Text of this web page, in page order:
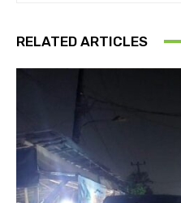
RELATED ARTICLES